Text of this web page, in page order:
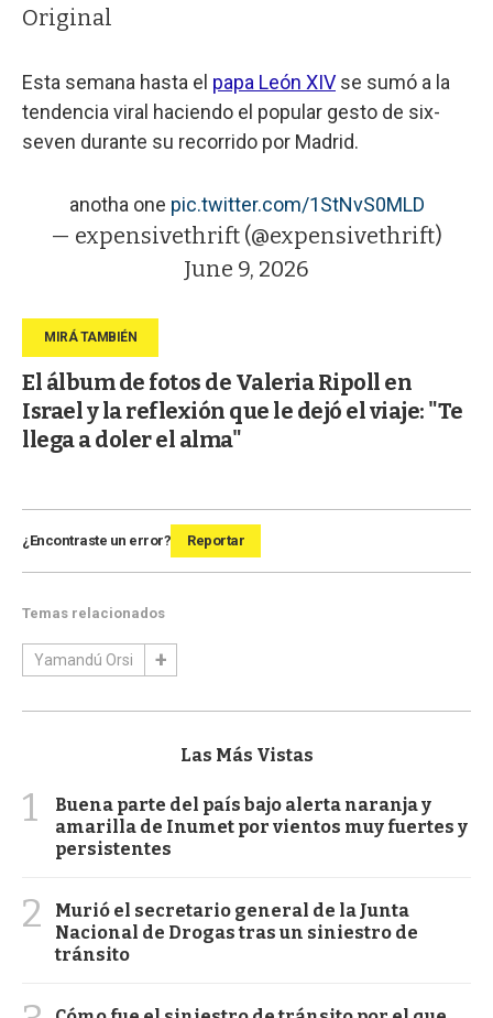
Original
Esta semana hasta el papa León XIV se sumó a la
tendencia viral haciendo el popular gesto de six-
seven durante su recorrido por Madrid.
anotha one pic.twitter.com/1StNvS0MLD
— expensivethrift (@expensivethrift)
June 9, 2026
El álbum de fotos de Valeria Ripoll en
Israel y la reflexión que le dejó el viaje: "Te
llega a doler el alma"
¿Encontraste un error? Reportar
Temas relacionados
Yamandú Orsi
Las Más Vistas
1
Buena parte del país bajo alerta naranja y
amarilla de Inumet por vientos muy fuertes y
persistentes
2
Murió el secretario general de la Junta
Nacional de Drogas tras un siniestro de
tránsito